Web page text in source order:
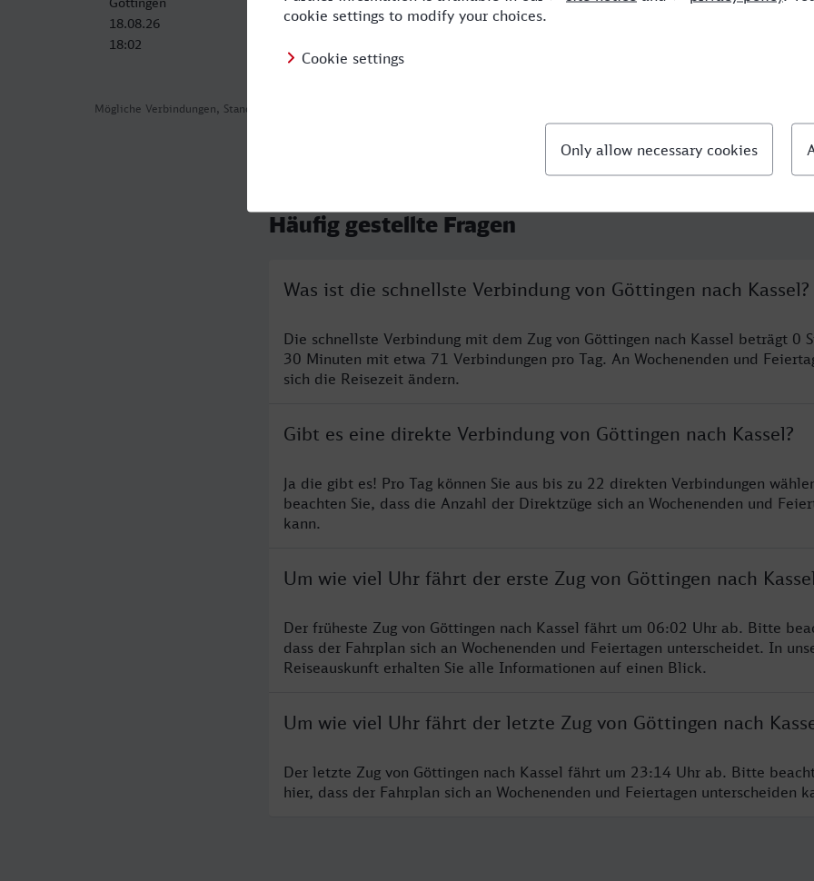
Mögliche Verbindungen, Stand: 2026-08-04 07:54
18.08.26
18:02
18.08.26
Häufig gestellte Fragen
Was ist die schnellste Verbindung von Göttingen nach Kassel?
Die schnellste Verbindung mit dem Zug von Göttingen nach Kassel beträgt 0
30 Minuten mit etwa 71 Verbindungen pro Tag. An Wochenenden und
sich die Reisezeit ändern.
Gibt es eine direkte Verbindung von Göttingen nach Kassel?
Ja die gibt es! Pro Tag können Sie aus bis zu 22 direkten Verbindungen
beachten Sie, dass die Anzahl der Direktzüge sich an Wochenenden und
kann.
Um wie viel Uhr fährt der erste Zug von Göttingen nach
Der früheste Zug von Göttingen nach Kassel fährt um 06:02 Uhr ab. Bitte
dass der Fahrplan sich an Wochenenden und Feiertagen unterscheidet. In
Reiseauskunft erhalten Sie alle Informationen auf einen Blick.
Um wie viel Uhr fährt der letzte Zug von Göttingen nach
Der letzte Zug von Göttingen nach Kassel fährt um 23:14 Uhr ab. Bitte
hier, dass der Fahrplan sich an Wochenenden und Feiertagen unterscheiden